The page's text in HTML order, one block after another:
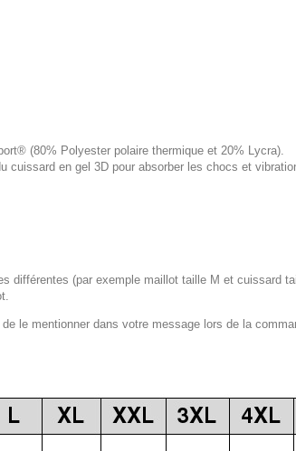
(80% Polyester polaire thermique et 20% Lycra).
cuissard en gel 3D pour absorber les chocs et
différentes (par exemple maillot taille M et cuissard
le mentionner dans votre message lors de la